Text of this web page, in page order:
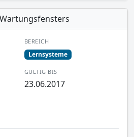
BEREICH
Lernsysteme
GÜLTIG BIS
23.06.2017